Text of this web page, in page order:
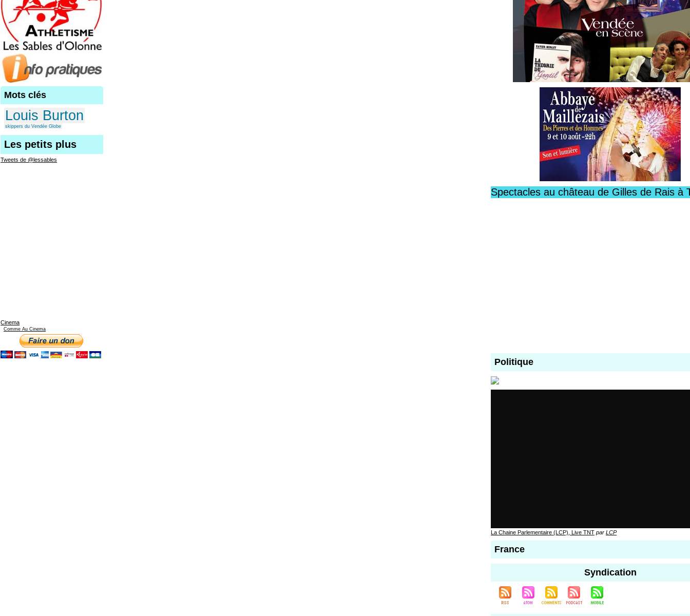
Mots clés
Louis Burton
skippers du Vendée Globe
Les petits plus
Tweets de @lessables
Cinema
Comme Au Cinema
Spectacles au château de Gilles de Rais à
Politique
La Chaine Parlementaire (LCP), Live TNT parLCP
France
Syndication